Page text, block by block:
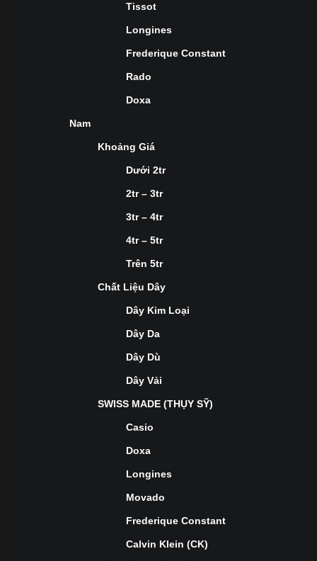
Tissot
Longines
Frederique Constant
Rado
Doxa
Nam
Khoảng Giá
Dưới 2tr
2tr – 3tr
3tr – 4tr
4tr – 5tr
Trên 5tr
Chất Liệu Dây
Dây Kim Loại
Dây Da
Dây Dù
Dây Vải
SWISS MADE (THỤY SỸ)
Casio
Doxa
Longines
Movado
Frederique Constant
Calvin Klein (CK)